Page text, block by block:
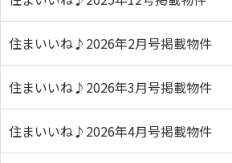
住まいいね♪2026年2月号掲載物件
住まいいね♪2026年3月号掲載物件
住まいいね♪2026年4月号掲載物件